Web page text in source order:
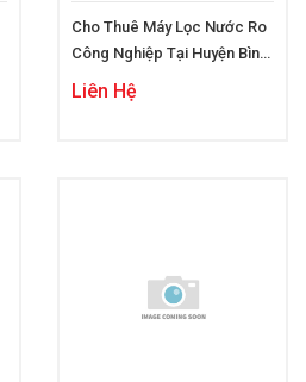
Cho Thuê Máy Lọc Nước Ro
Công Nghiệp Tại Huyện Bình
Tân
Liên Hệ